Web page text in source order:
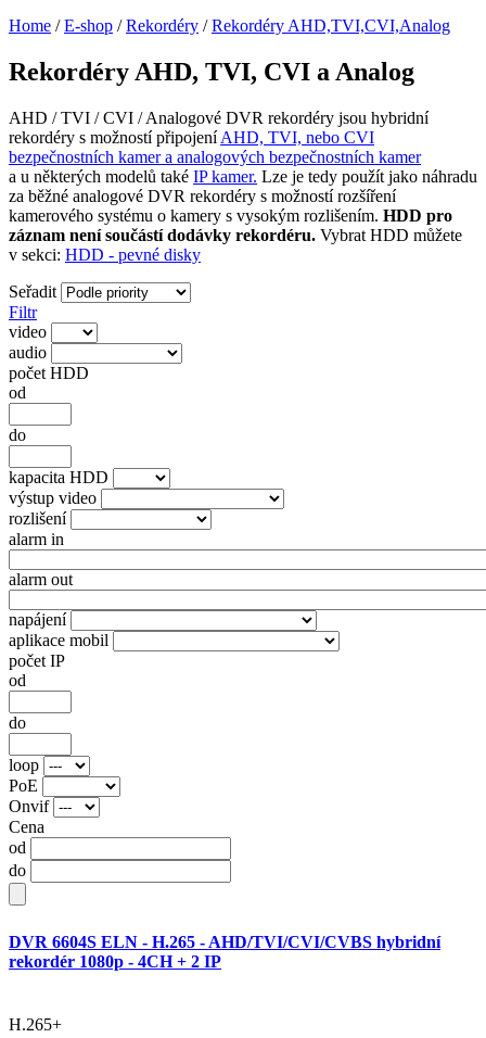
Home / E-shop / Rekordéry / Rekordéry AHD,TVI,CVI,Analog
Rekordéry AHD, TVI, CVI a Analog
AHD / TVI / CVI / Analogové DVR rekordéry jsou hybridní
rekordéry s možností připojeníAHD, TVI, nebo CVI
bezpečnostních kamer a analogových bezpečnostních kamer
a u některých modelů také IP kamer. Lze je tedy použít jako náhradu
za běžné analogové DVR rekordéry s možností rozšíření
kamerového systému o kamery s vysokým rozlišením. HDD pro
záznam není součástí dodávky rekordéru. Vybrat HDD můžete
v sekci: HDD - pevné disky
Seřadit
Filtr
video
audio
počet HDD
od
do
kapacita HDD
výstup video
rozlišení
alarm in
alarm out
napájení
aplikace mobil
počet IP
od
do
loop
PoE
Onvif
Cena
od
do
DVR 6604S ELN - H.265 - AHD/TVI/CVI/CVBS hybridní
rekordér 1080p - 4CH + 2 IP
H.265+